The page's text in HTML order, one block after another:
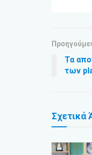
Τα
των
Σχετικά